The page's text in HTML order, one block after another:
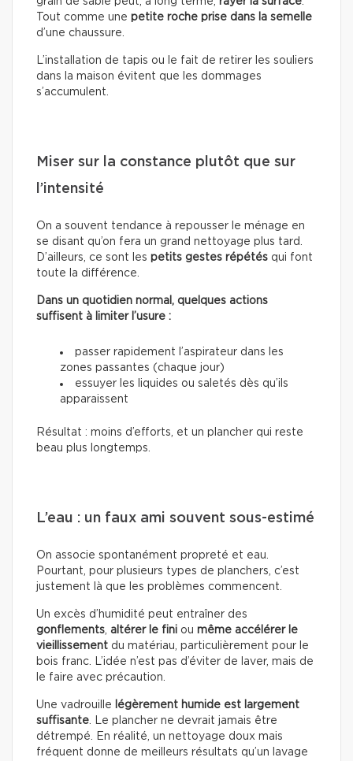
Tout comme une petite roche prise dans la semelle
d’une chaussure.
L’installation de tapis ou le fait de retirer les souliers
dans la maison évitent que les dommages
s’accumulent.
Miser sur la constance plutôt que sur
l’intensité
On a souvent tendance à repousser le ménage en
se disant qu’on fera un grand nettoyage plus tard.
D’ailleurs, ce sont les petits gestes répétés qui font
toute la différence.
Dans un quotidien normal, quelques actions
suffisent à limiter l’usure :
passer rapidement l’aspirateur dans les
zones passantes (chaque jour)
essuyer les liquides ou saletés dès qu’ils
apparaissent
Résultat : moins d’efforts, et un plancher qui reste
beau plus longtemps.
L’eau : un faux ami souvent sous-estimé
On associe spontanément propreté et eau.
Pourtant, pour plusieurs types de planchers, c’est
justement là que les problèmes commencent.
Un excès d’humidité peut entraîner des
gonflements altérer le fini ou même accélérer le
vieillissement du matériau, particulièrement pour le
bois franc. L’idée n’est pas d’éviter de laver, mais de
le faire avec précaution.
Une vadrouille
légèrement humide est largement
suffisante . Le plancher ne devrait jamais être
détrempé. En réalité, un nettoyage doux mais
fréquent donne de meilleurs résultats qu’un lavage